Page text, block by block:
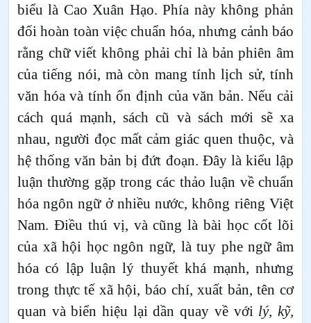
biểu là Cao Xuân Hạo. Phía này không phản
đối hoàn toàn việc chuẩn hóa, nhưng cảnh báo
rằng chữ viết không phải chỉ là bản phiên âm
của tiếng nói, mà còn mang tính lịch sử, tính
văn hóa và tính ổn định của văn bản. Nếu cải
cách quá mạnh, sách cũ và sách mới sẽ xa
nhau, người đọc mất cảm giác quen thuộc, và
hệ thống văn bản bị đứt đoạn. Đây là kiểu lập
luận thường gặp trong các thảo luận về chuẩn
hóa ngôn ngữ ở nhiều nước, không riêng Việt
Nam. Điều thú vị, và cũng là bài học cốt lõi
của xã hội học ngôn ngữ, là tuy phe ngữ âm
hóa có lập luận lý thuyết khá mạnh, nhưng
trong thực tế xã hội, báo chí, xuất bản, tên cơ
quan và biển hiệu lại dần quay về với lý, kỹ,